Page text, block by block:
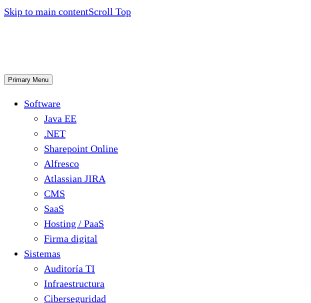
Skip to main contentScroll Top
Primary Menu
Software
Java EE
.NET
Sharepoint Online
Alfresco
Atlassian JIRA
CMS
SaaS
Hosting / PaaS
Firma digital
Sistemas
Auditoría TI
Infraestructura
Ciberseguridad